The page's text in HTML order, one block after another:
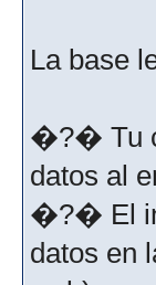
La base
�?� Tu
datos al
�?� El
datos en